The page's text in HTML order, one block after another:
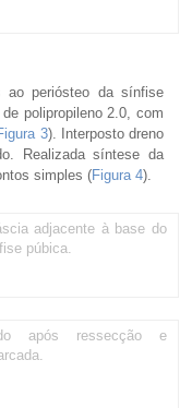
ao periósteo da sínfise
polipropileno 2.0, com
3). Interposto dreno
Realizada síntese da
simples (Figura 4).
adjacente à base do
púbica.
após ressecção e